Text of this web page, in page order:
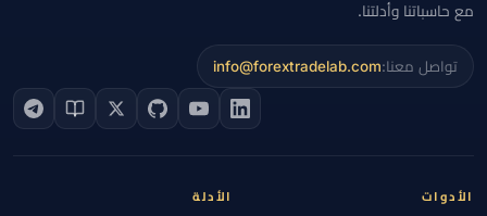
مع حاسباتنا وأدلتنا.
تواصل معنا:info@forextradelab.com
الأدوات الأدلة